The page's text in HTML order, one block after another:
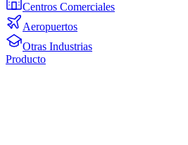
Centros Comerciales
Aeropuertos
Otras Industrias
Producto